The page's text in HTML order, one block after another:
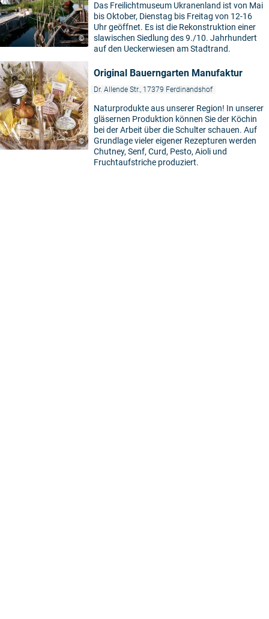
©
Das Freilichtmuseum Ukranenland ist von Mai
bis Oktober, Dienstag bis Freitag von 12-16
Uhr geöffnet. Es ist die Rekonstruktion einer
slawischen Siedlung des 9./10. Jahrhundert
auf den Ueckerwiesen am Stadtrand.
©
Original Bauerngarten Manufaktur
Dr. Allende Str., 17379 Ferdinandshof
Naturprodukte aus unserer Region! In unserer
gläsernen Produktion können Sie der Köchin
bei der Arbeit über die Schulter schauen. Auf
Grundlage vieler eigener Rezepturen werden
Chutney, Senf, Curd, Pesto, Aioli und
Fruchtaufstriche produziert.